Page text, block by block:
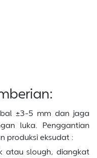
±3-5 mm dan jaga
luka. Penggantian
produksi eksudat :
atau slough, diangkat